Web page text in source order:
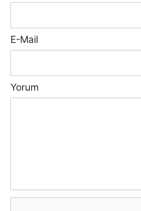
E-Mail
Yorum